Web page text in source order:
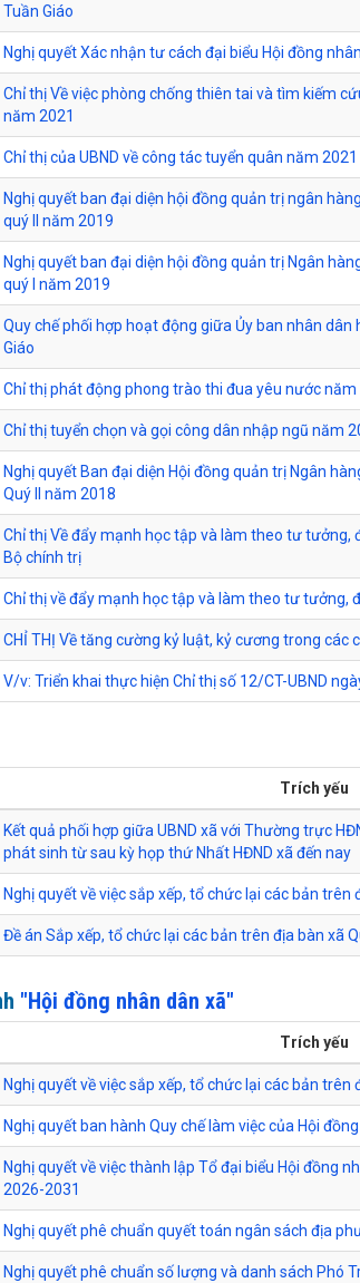
Tuần Giáo
Nghị quyết Xác nhận tư cách đại biểu Hội đồng
Chỉ thị Về việc phòng chống thiên tai và tìm kiếm
năm 2021
Chỉ thị của UBND về công tác tuyển quân năm 2021
Nghị quyết ban đại diện hội đồng quản trị ngân
quý II năm 2019
Nghị quyết ban đại diện hội đồng quản trị Ngân
quý I năm 2019
Quy chế phối hợp hoạt động giữa Ủy ban nhân dân
Giáo
Chỉ thị phát động phong trào thi đua yêu nước năm
Chỉ thị tuyển chọn và gọi công dân nhập ngũ năm
Nghị quyết Ban đại diện Hội đồng quản trị Ngân
Quý II năm 2018
Chỉ thị Về đẩy mạnh học tập và làm theo tư tưởng,
Bộ chính trị
Chỉ thị về đẩy mạnh học tập và làm theo tư tưởng,
CHỈ THỊ Về tăng cường kỷ luật, kỷ cương trong các
V/v: Triển khai thực hiện Chỉ thị số 12/CT-UBND
Trích yếu
Kết quả phối hợp giữa UBND xã với Thường trực
phát sinh từ sau kỳ họp thứ Nhất HĐND xã đến nay
Nghị quyết về việc sắp xếp, tổ chức lại các bản trên
Đề án Sắp xếp, tổ chức lại các bản trên địa bàn xã
"Hội đồng nhân dân xã"
Trích yếu
Nghị quyết về việc sắp xếp, tổ chức lại các bản trên
Nghị quyết ban hành Quy chế làm việc của Hội
Nghị quyết về việc thành lập Tổ đại biểu Hội đồng
2026-2031
Nghị quyết phê chuẩn quyết toán ngân sách địa
Nghị quyết phê chuẩn số lượng và danh sách Phó